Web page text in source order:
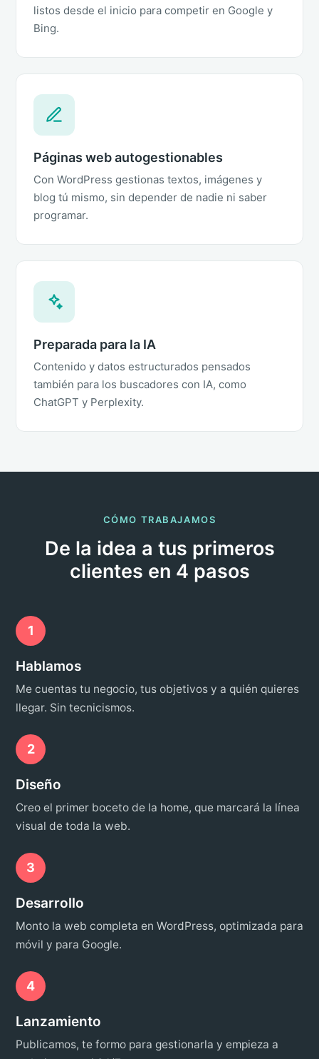
listos desde el inicio para competir en Google y
Bing.
Páginas web autogestionables
Con WordPress gestionas textos, imágenes y
blog tú mismo, sin depender de nadie ni saber
programar.
Preparada para la IA
Contenido y datos estructurados pensados
también para los buscadores con IA, como
ChatGPT y Perplexity.
CÓMO TRABAJAMOS
De la idea a tus primeros
clientes en 4 pasos
1
Hablamos
Me cuentas tu negocio, tus objetivos y a quién quieres
llegar. Sin tecnicismos.
2
Diseño
Creo el primer boceto de la home, que marcará la línea
visual de toda la web.
3
Desarrollo
Monto la web completa en WordPress, optimizada para
móvil y para Google.
4
Lanzamiento
Publicamos, te formo para gestionarla y empieza a